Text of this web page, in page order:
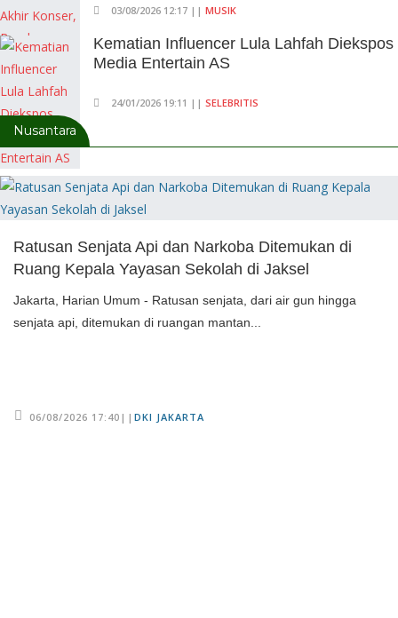
03/08/2026 12:17 || MUSIK
Kematian Influencer Lula Lahfah Diekspos
Media Entertain AS
24/01/2026 19:11 || SELEBRITIS
Nusantara
Ratusan Senjata Api dan Narkoba Ditemukan di
Ruang Kepala Yayasan Sekolah di Jaksel
Jakarta, Harian Umum - Ratusan senjata, dari air gun hingga
senjata api, ditemukan di ruangan mantan...
06/08/2026 17:40|| DKI JAKARTA